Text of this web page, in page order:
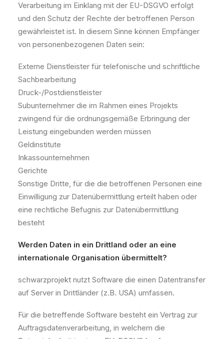
Verarbeitung im Einklang mit der EU-DSGVO erfolgt
und den Schutz der Rechte der betroffenen Person
gewährleistet ist. In diesem Sinne können Empfänger
von personenbezogenen Daten sein:
Externe Dienstleister für telefonische und schriftliche
Sachbearbeitung
Druck-/Postdienstleister
Subunternehmer die im Rahmen eines Projekts
zwingend für die ordnungsgemäße Erbringung der
Leistung eingebunden werden müssen
Geldinstitute
Inkassounternehmen
Gerichte
Sonstige Dritte, für die die betroffenen Personen eine
Einwilligung zur Datenübermittlung erteilt haben oder
eine rechtliche Befugnis zur Datenübermittlung
besteht
Werden Daten in ein Drittland oder an eine
internationale Organisation übermittelt?
schwarzprojekt nutzt Software die einen Datentransfer
auf Server in Drittländer (z.B. USA) umfassen.
Für die betreffende Software besteht ein Vertrag zur
Auftragsdatenverarbeitung, in welchem die